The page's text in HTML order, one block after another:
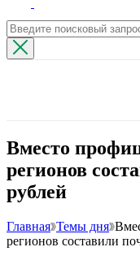
Вместо
регионов
рублей
Главная Темы дня
регионов составили